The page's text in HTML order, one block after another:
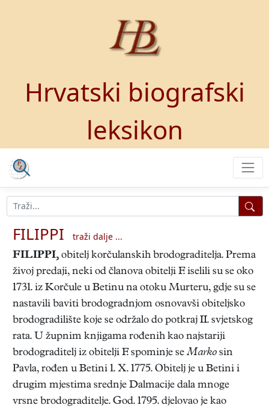
Hrvatski biografski
leksikon
FILIPPI
traži dalje ...
FILIPPI, obitelj korčulanskih brodograditelja. Prema
živoj predaji, neki od članova obitelji F. iselili su se oko
1731. iz Korčule u Betinu na otoku Murteru, gdje su se
nastavili baviti brodogradnjom osnovavši obiteljsko
brodogradilište koje se održalo do potkraj II. svjetskog
rata. U župnim knjigama rođenih kao najstariji
brodograditelj iz obitelji F. spominje seMarko sin
Pavla, rođen u Betini 1. X. 1775. Obitelj je u Betini i
drugim mjestima srednje Dalmacije dala mnoge
vrsne brodograditelje. God. 1795. djelovao je kao